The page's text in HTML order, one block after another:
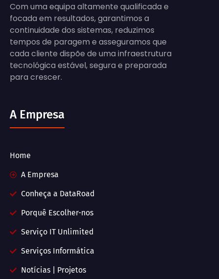
Com uma equipa altamente qualificada e
focada em resultados, garantimos a
continuidade dos sistemas, reduzimos
tempos de paragem e asseguramos que
cada cliente dispõe de uma infraestrutura
tecnológica estável, segura e preparada
para crescer.
A Empresa
Home
A Empresa
Conheça a DataRoad
Porquê Escolher-nos
Serviço IT Unlimited
Serviços Informática
Notícias | Projetos